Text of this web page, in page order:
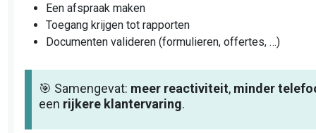
Een afspraak maken
Toegang krijgen tot rapporten
Documenten valideren (formulieren, offertes, …)
🎯 Samengevat: meer reactiviteit, minder
een rijkere klantervaring.